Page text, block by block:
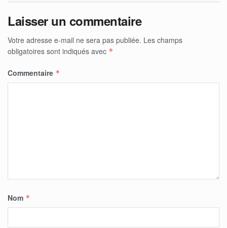
Laisser un commentaire
Votre adresse e-mail ne sera pas publiée. Les champs
obligatoires sont indiqués avec *
Commentaire *
Nom *